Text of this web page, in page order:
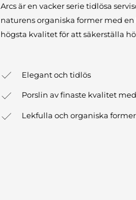
Arcs är en vacker serie tidlösa
naturens organiska former med
högsta kvalitet för att säkerställa
Elegant och tidlös
Porslin av finaste kvalitet
Lekfulla och organiska former